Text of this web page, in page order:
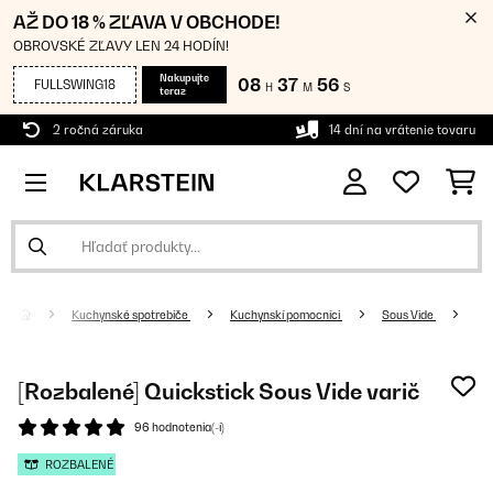
AŽ DO 18 % ZĽAVA V OBCHODE!
OBROVSKÉ ZĽAVY LEN 24 HODÍN!
FULLSWING18
Nakupujte
teraz
08 H 37 M 55 S
2 ročná záruka 14 dní na vrátenie tovaru
Kuchynské spotrebiče Kuchynskí pomocníci Sous Vide
[Rozbalené] Quickstick Sous Vide varič
96 hodnotenia(-í)
ROZBALENÉ